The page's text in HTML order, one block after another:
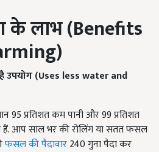
के लाभ (Benefits
उपयोग (Uses less water and
95 प्रतिशत कम पानी और 99 प्रतिशत
आप साल भर की रोलिंग या सतत फसल
फसल की पैदावार240 गुना पैदा कर